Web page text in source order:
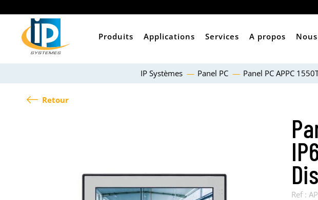
Produits Applications Services A propos
IP Systèmes Panel PC Panel PC APPC
Retour
Ref :